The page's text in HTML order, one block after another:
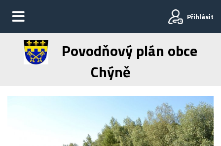
Přihlásit
Povodňový plán obce
Chýně